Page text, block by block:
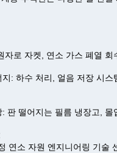
자로 자켓, 연소 가스 폐열 회
: 하수 처리, 얼음 저장 시스
판 떨어지는 필름 냉장고, 몰
연소 자원 엔지니어링 기술